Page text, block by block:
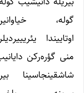
گوله، خیاوانین
اوتاییندا یئریییردیلر.
منی گؤره‌رکن دایانیب
شاشقینجاسینا بیر-